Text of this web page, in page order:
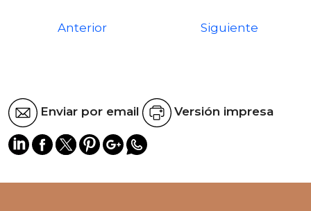
Anterior Siguiente
Enviar por email Versión impresa